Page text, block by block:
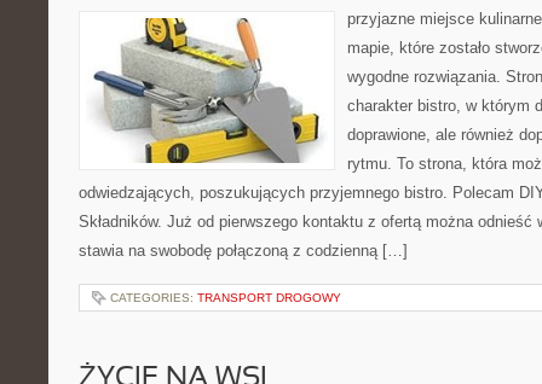
przyjazne miejsce
mapie, które zostało
wygodne rozwiązania.
charakter bistro, w którym
doprawione, ale również
rytmu. To strona, która
odwiedzających, poszukujących przyjemnego bistro. Polecam
Składników. Już od pierwszego kontaktu z ofertą można odnieść
stawia na swobodę połączoną z codzienną […]
CATEGORIES: TRANSPORT DROGOWY